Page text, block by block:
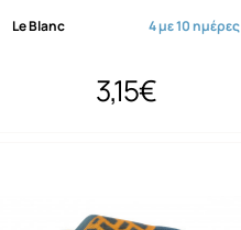
Le Blanc 4 με 10 ημέρες
3,15€